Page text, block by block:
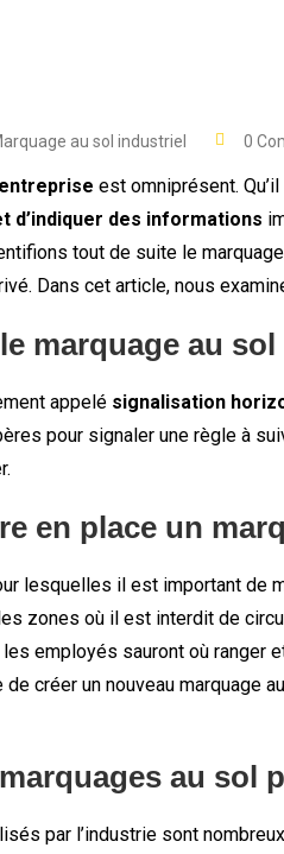
au sol industriel 0
est omniprésent.
d’indiquer des informations
tout de suite le
Dans cet article, nous
marquage au sol
appelé signalisation
pour signaler une règle à
en place un
lesquelles il est important de
zones où il est interdit de
employés sauront où ranger
de créer un nouveau marquage
au sol
par l’industrie sont